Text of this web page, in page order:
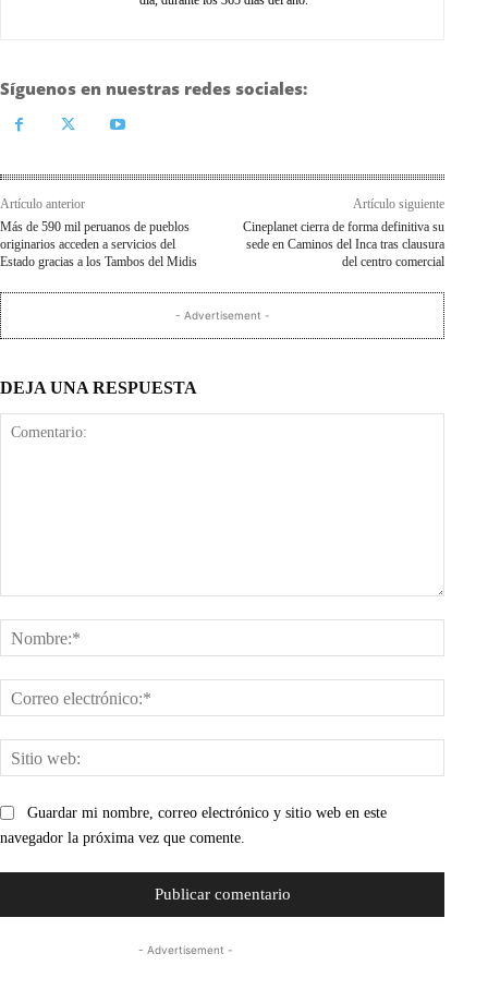
Síguenos en nuestras redes sociales:
Artículo anterior
Más de 590 mil peruanos de pueblos
originarios acceden a servicios del
Estado gracias a los Tambos del Midis
Artículo siguiente
Cineplanet cierra de forma definitiva su
sede en Caminos del Inca tras clausura
del centro comercial
- Advertisement -
DEJA UNA RESPUESTA
web:
Guardar mi nombre, correo electrónico y sitio web en este
navegador la próxima vez que comente.
- Advertisement -